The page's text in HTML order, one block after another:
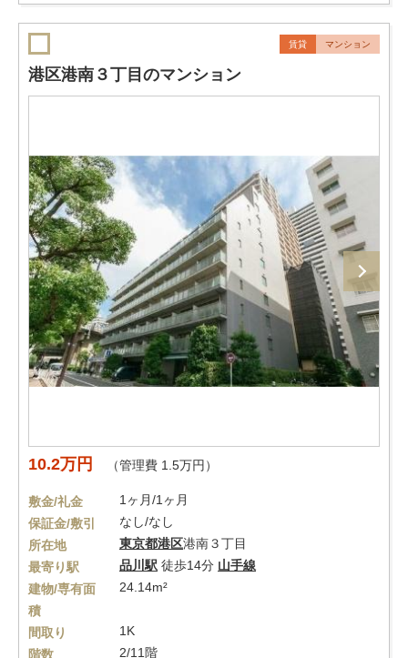
賃貸 マンション
港区港南３丁目のマンション
10.2万円 （管理費 1.5万円）
敷金/礼金
1ヶ月/1ヶ月
保証金/敷引
なし/なし
所在地
東京都港区港南３丁目
最寄り駅
品川駅 徒歩14分 山手線
建物/専有面
積
24.14m²
間取り
1K
階数
2/11階